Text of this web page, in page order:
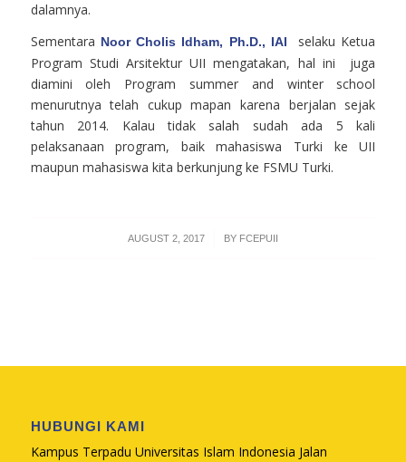
dalamnya.
Sementara Noor Cholis Idham, Ph.D., IAI
selaku Ketua
Program Studi Arsitektur UII mengatakan, hal ini juga
diamini oleh Program summer and winter school
menurutnya telah cukup mapan karena berjalan sejak
tahun 2014. Kalau tidak salah sudah ada 5 kali
pelaksanaan program, baik mahasiswa Turki ke UII
maupun mahasiswa kita berkunjung ke FSMU Turki.
AUGUST 2, 2017
/ BY FCEPUII
HUBUNGI KAMI
Kampus Terpadu Universitas Islam Indonesia Jalan